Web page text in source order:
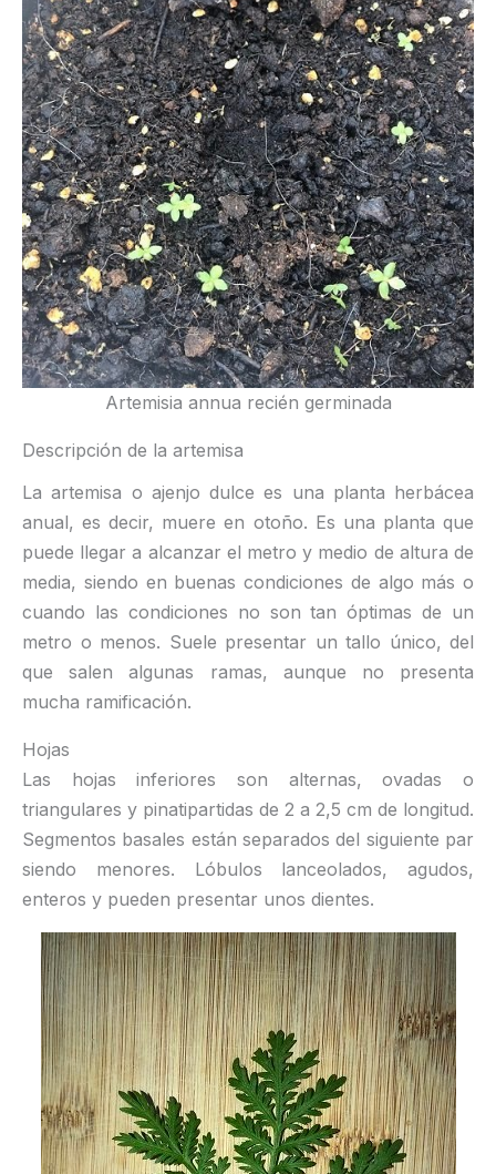
Artemisia annua recién germinada
Descripción de la artemisa
La artemisa o ajenjo dulce es una planta herbácea
anual, es decir, muere en otoño. Es una planta que
puede llegar a alcanzar el metro y medio de altura de
media, siendo en buenas condiciones de algo más o
cuando las condiciones no son tan óptimas de un
metro o menos. Suele presentar un tallo único, del
que salen algunas ramas, aunque no presenta
mucha ramificación.
Hojas
Las hojas inferiores son alternas, ovadas o
triangulares y pinatipartidas de 2 a 2,5 cm de longitud.
Segmentos basales están separados del siguiente par
siendo menores. Lóbulos lanceolados, agudos,
enteros y pueden presentar unos dientes.